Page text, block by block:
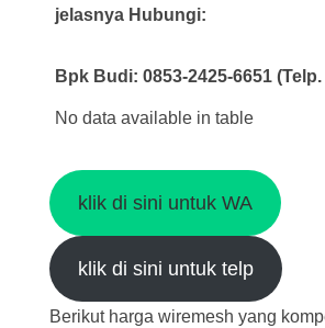
jelasnya Hubungi:
Bpk Budi: 0853-2425-6651
No data available in table
klik di sini untuk WA
klik di sini untuk telp
Berikut harga wiremesh yang